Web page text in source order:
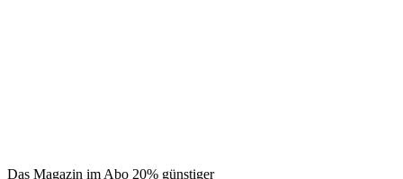
Das Magazin im Abo 20% günstiger